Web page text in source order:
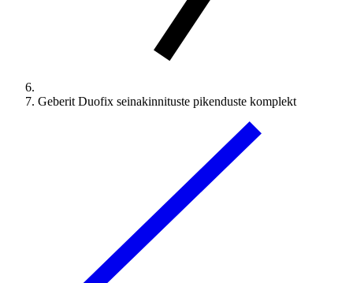
Geberit Duofix seinakinnituste pikenduste komplekt